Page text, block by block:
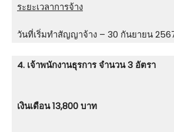
ระยะเวลาการจ้าง
วันที่เริ่มทำสัญญาจ้าง – 30 กันยายน
4. เจ้าพนักงานธุรการ จำนวน 3 อัตรา
เงินเดือน 13,800 บาท